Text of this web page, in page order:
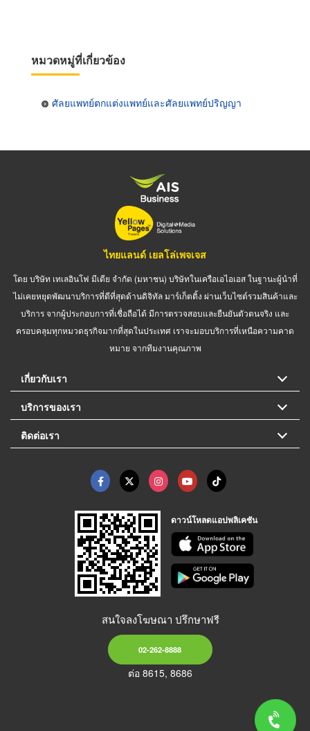
หมวดหมู่ที่เกี่ยวข้อง
ศัลยแพทย์ตกแต่งแพทย์และศัลยแพทย์ปริญญา
ไทยแลนด์ เยลโล่เพจเจส
โดย บริษัท เทเลอินโฟ มีเดีย จำกัด (มหาชน) บริษัทในเครือเอไอเอส ในฐานะผู้นำที่
ไม่เคยหยุดพัฒนาบริการที่ดีที่สุดด้านดิจิทัล มาร์เก็ตติ้ง ผ่านเว็บไซต์รวมสินค้าและ
บริการ จากผู้ประกอบการที่เชื่อถือได้ มีการตรวจสอบและยืนยันตัวตนจริง และ
ครอบคลุมทุกหมวดธุรกิจมากที่สุดในประเทศ เราจะมอบบริการที่เหนือความคาด
หมาย จากทีมงานคุณภาพ
เกี่ยวกับเรา
บริการของเรา
ติดต่อเรา
ดาวน์โหลดแอปพลิเคชัน
สนใจลงโฆษณา ปรึกษาฟรี
02-262-8888
ต่อ 8615, 8686